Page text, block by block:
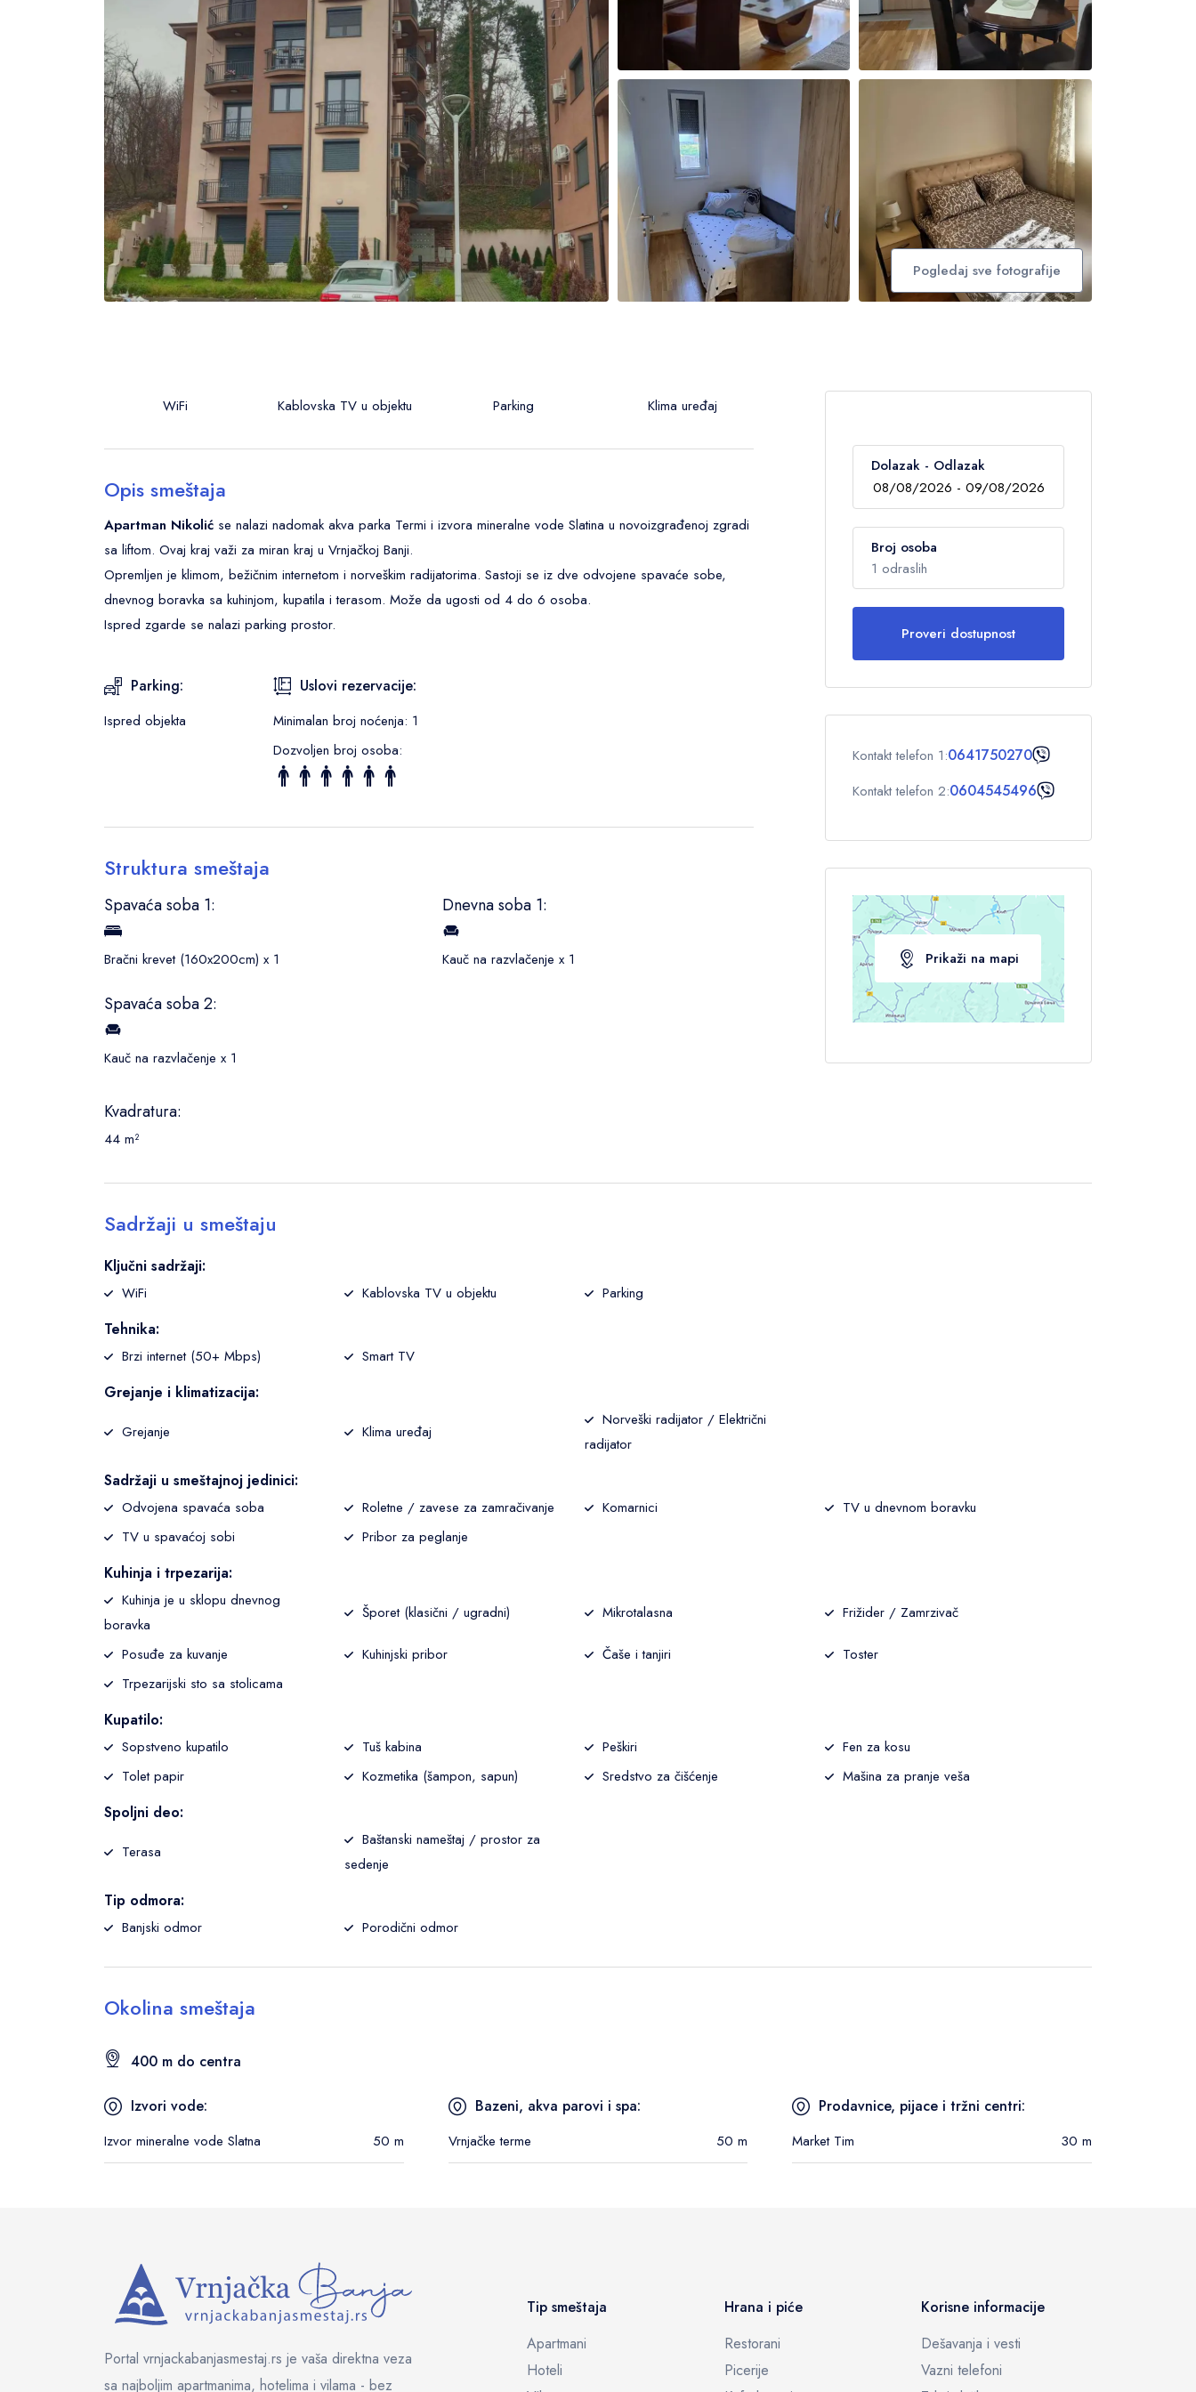
Izračunaj cenu
Pogledaj sve fotografije
WiFi Kablovska TV u objektu Parking Klima uređaj
Opis smeštaja
Apartman Nikolić se nalazi nadomak akva parka Termi i izvora mineralne vode Slatina u novoizgrađenoj zgradi
sa liftom. Ovaj kraj važi za miran kraj u Vrnjačkoj Banji.
Opremljen je klimom, bežičnim internetom i norveškim radijatorima. Sastoji se iz dve odvojene spavaće sobe,
dnevnog boravka sa kuhinjom, kupatila i terasom. Može da ugosti od 4 do 6 osoba.
Ispred zgarde se nalazi parking prostor.
Parking:
Ispred objekta
Uslovi rezervacije:
Minimalan broj noćenja: 1
Dozvoljen broj osoba:
Struktura smeštaja
Spavaća soba 1:
Bračni krevet (160x200cm) x 1
Spavaća soba 2:
Kauč na razvlačenje x 1
Dnevna soba 1:
Kauč na razvlačenje x 1
Kvadratura:
44 m²
Dolazak - Odlazak
Broj osoba
1 odraslih
Odrasli
Deca
OK
Proveri dostupnost
Kontakt telefon 1:0641750270
Kontakt telefon 2:0604545496
Prikaži na mapi
Sadržaji u smeštaju
Ključni sadržaji:
WiFi Kablovska TV u objektu Parking
Tehnika:
Brzi internet (50+ Mbps) Smart TV
Grejanje i klimatizacija:
Grejanje Klima uređaj
Norveški radijator / Električni
radijator
Sadržaji u smeštajnoj jedinici:
Odvojena spavaća soba Roletne / zavese za zamračivanje Komarnici
TV u dnevnom boravku
TV u spavaćoj sobi
Pribor za peglanje
Kuhinja i trpezarija:
Kuhinja je u sklopu dnevnog
boravka
Šporet (klasični / ugradni) Mikrotalasna Frižider / Zamrzivač
Posuđe za kuvanje Kuhinjski pribor Čaše i tanjiri
Toster
Trpezarijski sto sa stolicama
Kupatilo:
Sopstveno kupatilo Tuš kabina Peškiri
Fen za kosu
Tolet papir
Kozmetika (šampon, sapun) Sredstvo za čišćenje Mašina za pranje veša
Spoljni deo:
Terasa
Baštanski nameštaj / prostor za
sedenje
Tip odmora:
Banjski odmor Porodični odmor
Okolina smeštaja
400 m do centra
Izvori vode:
Izvor mineralne vode Slatna 50 m
Bazeni, akva parovi i spa:
Vrnjačke terme 50 m
Prodavnice, pijace i tržni centri:
Market Tim 30 m
Portal vrnjackabanjasmestaj.rs je vaša direktna veza
sa najboljim apartmanima, hotelima i vilama - bez
Tip smeštaja
Apartmani
Hoteli
Hrana i piće
Restorani
Picerije
Korisne informacije
Dešavanja i vesti
Vazni telefoni